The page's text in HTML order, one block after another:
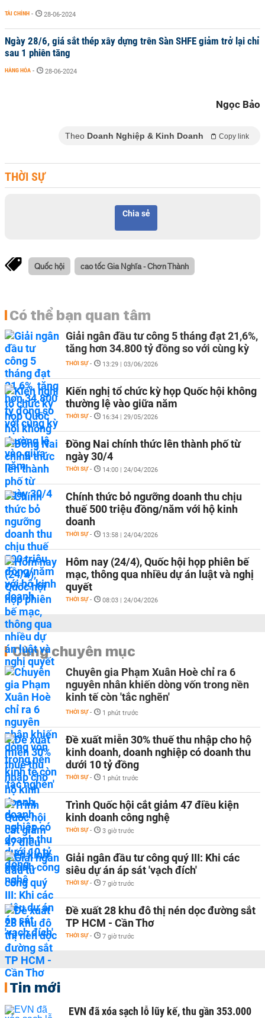
TÀI CHÍNH - 28-06-2024
Ngày 28/6, giá sắt thép xây dựng trên Sàn SHFE giảm trở lại chỉ
sau 1 phiên tăng
HÀNG HÓA - 28-06-2024
Ngọc Bảo
Theo Doanh Nghiệp & Kinh Doanh Copy link
THỜI SỰ
Chia sẻ
Quốc hội cao tốc Gia Nghĩa - Chơn Thành
Có thể bạn quan tâm
Giải ngân đầu tư công 5 tháng đạt 21,6%,
tăng hơn 34.800 tỷ đồng so với cùng kỳ
THỜI SỰ - 13:29 | 03/06/2026
Kiến nghị tổ chức kỳ họp Quốc hội không
thường lệ vào giữa năm
THỜI SỰ - 16:34 | 29/05/2026
Đồng Nai chính thức lên thành phố từ
ngày 30/4
THỜI SỰ - 14:00 | 24/04/2026
Chính thức bỏ ngưỡng doanh thu chịu
thuế 500 triệu đồng/năm với hộ kinh
doanh
THỜI SỰ - 13:58 | 24/04/2026
Hôm nay (24/4), Quốc hội họp phiên bế
mạc, thông qua nhiều dự án luật và nghị
quyết
THỜI SỰ - 08:03 | 24/04/2026
Cùng chuyên mục
Chuyên gia Phạm Xuân Hoè chỉ ra 6
nguyên nhân khiến dòng vốn trong nền
kinh tế còn 'tắc nghẽn'
THỜI SỰ - 1 phút trước
Đề xuất miễn 30% thuế thu nhập cho hộ
kinh doanh, doanh nghiệp có doanh thu
dưới 10 tỷ đồng
THỜI SỰ - 1 phút trước
Trình Quốc hội cắt giảm 47 điều kiện
kinh doanh công nghệ
THỜI SỰ - 3 giờ trước
Giải ngân đầu tư công quý III: Khi các
siêu dự án áp sát 'vạch đích'
THỜI SỰ - 7 giờ trước
Đề xuất 28 khu đô thị nén dọc đường sắt
TP HCM - Cần Thơ
THỜI SỰ - 7 giờ trước
Tin mới
EVN đã xóa sạch lỗ lũy kế, thu gần 353.000